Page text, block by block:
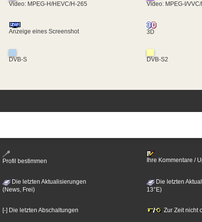
Video: MPEG-H/HEVC/H-265 Video: MPEG-I/
Anzeige eines Screenshot 3D
DVB-S DVB-S2
Profil bestimmen
Ihre Kommentare /
Die letzten Aktualisierungen
(News, Frei)
Die letzten
13°E)
[-] Die letzten Abschaltungen Zur Zeit nicht